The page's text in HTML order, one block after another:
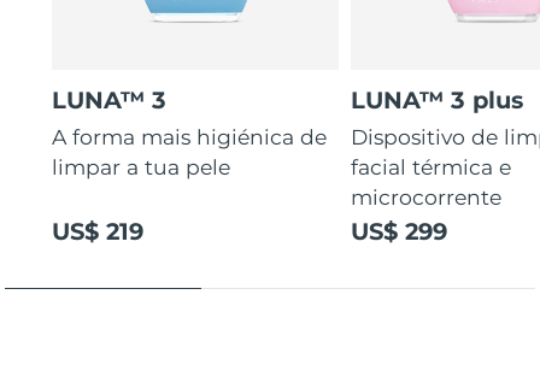
LUNA™ 3
A forma mais higiénica de
limpar a tua pele
US$ 219
LUNA™ 3 plus
Dispositivo de
facial térmica e
microcorrente
US$ 299